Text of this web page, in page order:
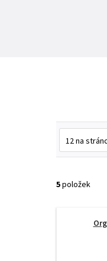
5položek